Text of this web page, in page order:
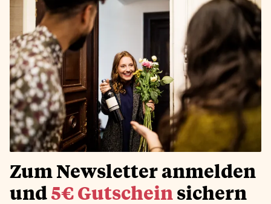
Zum Newsletter anmelden
und 5€ Gutschein sichern